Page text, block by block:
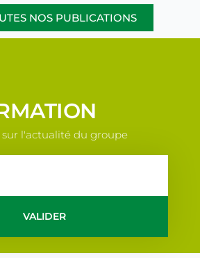
NOS PUBLICATIONS
l'actualité du groupe
VALIDER